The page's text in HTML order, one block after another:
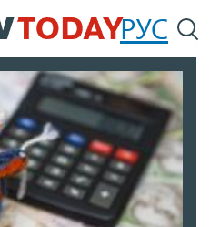
Перейти
до
вмісту
РУС